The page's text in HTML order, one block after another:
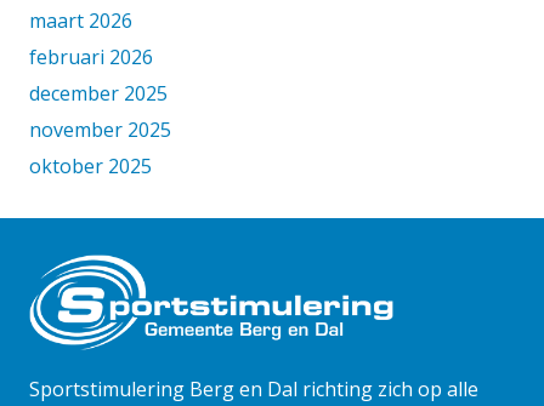
maart 2026
februari 2026
december 2025
november 2025
oktober 2025
juni 2025
mei 2025
april 2025
maart 2025
Sportstimulering Berg en Dal richting zich op alle